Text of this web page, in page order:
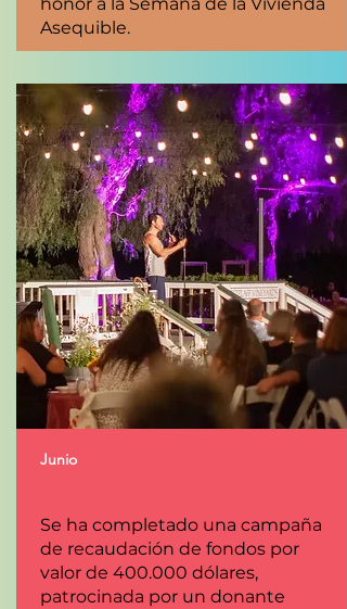
Asequible.
Junio
Se ha completado una campaña
de recaudación de fondos por
valor de 400.000 dólares,
patrocinada por un donante